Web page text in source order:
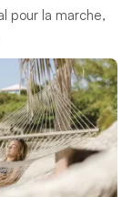
pour la marche,